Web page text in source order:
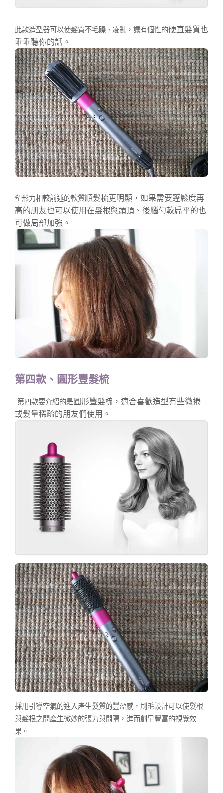
此款造型器可以使髮質不毛躁、凌亂，讓有個性的硬直髮質也
乖乖聽你的話。
塑形力相較前述的軟質順髮梳更明顯，如果需要蓬鬆度再
高的朋友也可以使用在髮根與頭頂、後腦勺較扁平的也
可做局部加強。
第四款、圓形豐髮梳
第四款要介紹的是圓形豐髮梳，適合喜歡造型有些微捲
或髮量稀疏的朋友們使用。
採用引導空氣的進入產生髮質的豐盈感，刷毛設計可以使髮根
與髮根之間產生微妙的張力與間隔，進而創早豐富的視覺效
果。